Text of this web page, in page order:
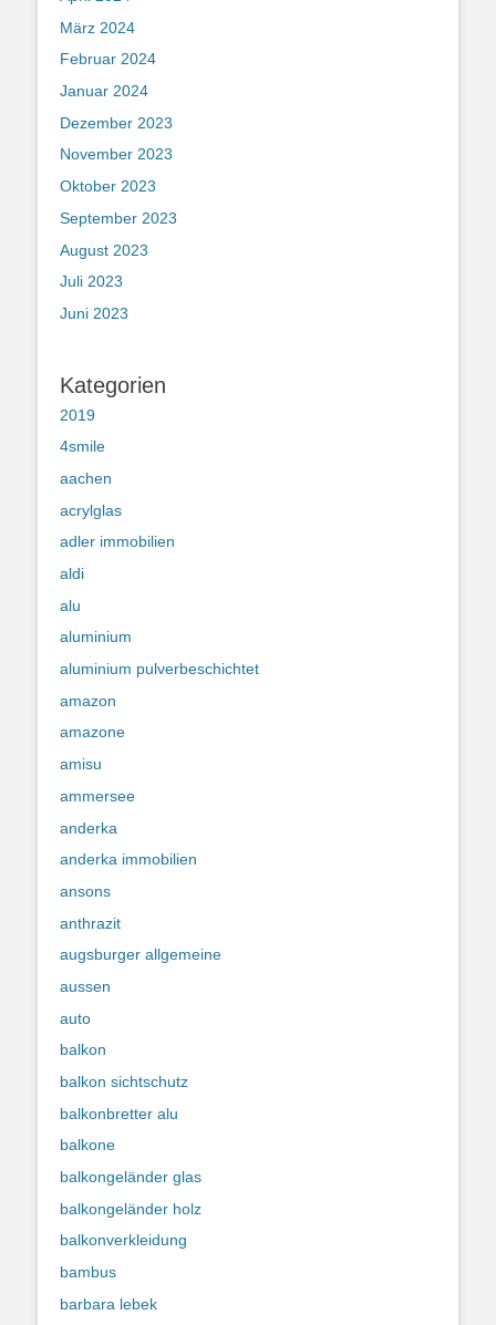
März 2024
Februar 2024
Januar 2024
Dezember 2023
November 2023
Oktober 2023
September 2023
August 2023
Juli 2023
Juni 2023
Kategorien
2019
4smile
aachen
acrylglas
adler immobilien
aldi
alu
aluminium
aluminium pulverbeschichtet
amazon
amazone
amisu
ammersee
anderka
anderka immobilien
ansons
anthrazit
augsburger allgemeine
aussen
auto
balkon
balkon sichtschutz
balkonbretter alu
balkone
balkongeländer glas
balkongeländer holz
balkonverkleidung
bambus
barbara lebek